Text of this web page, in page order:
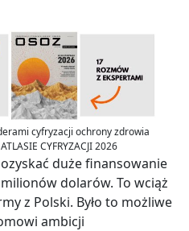
cyfryzacji ochrony zdrowia
CYFRYZACJI 2026
duże finansowanie
dolarów. To wciąż
z Polski. Było to możliwe
ambicji